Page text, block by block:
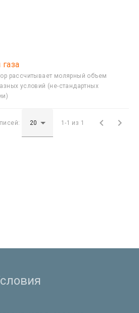
рассчитывает молярный объем
условий (не-стандартных
1-1 из 1  